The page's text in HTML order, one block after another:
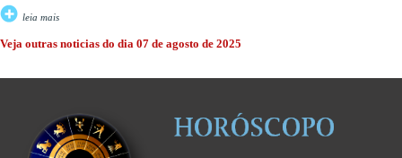
leia mais
Veja outras noticias do dia 07 de agosto de 2025